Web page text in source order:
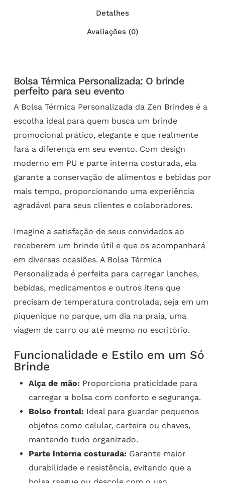
Detalhes
Avaliações (0)
Bolsa Térmica Personalizada: O brinde
perfeito para seu evento
A Bolsa Térmica Personalizada da Zen Brindes é a
escolha ideal para quem busca um brinde
promocional prático, elegante e que realmente
fará a diferença em seu evento. Com design
moderno em PU e parte interna costurada, ela
garante a conservação de alimentos e bebidas por
mais tempo, proporcionando uma experiência
agradável para seus clientes e colaboradores.
Imagine a satisfação de seus convidados ao
receberem um brinde útil e que os acompanhará
em diversas ocasiões. A Bolsa Térmica
Personalizada é perfeita para carregar lanches,
bebidas, medicamentos e outros itens que
precisam de temperatura controlada, seja em um
piquenique no parque, um dia na praia, uma
viagem de carro ou até mesmo no escritório.
Funcionalidade e Estilo em um Só
Brinde
Alça de mão: Proporciona praticidade para
carregar a bolsa com conforto e segurança.
Bolso frontal: Ideal para guardar pequenos
objetos como celular, carteira ou chaves,
mantendo tudo organizado.
Parte interna costurada: Garante maior
durabilidade e resistência, evitando que a